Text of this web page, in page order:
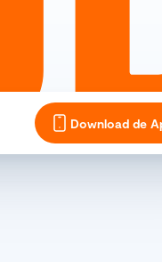
Download de